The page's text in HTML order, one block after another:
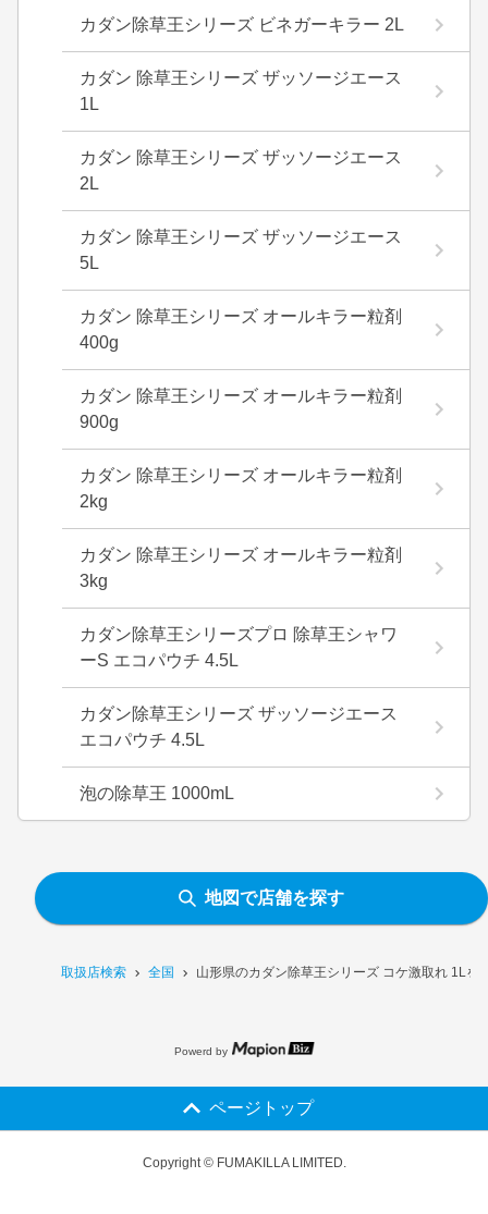
取扱店検索 全国 山形県のカダン除草王シリーズ コケ激取れ 1Lを
カダン除草王シリーズ ビネガーキラー 2L
カダン 除草王シリーズ ザッソージエース
1L
カダン 除草王シリーズ ザッソージエース
2L
カダン 除草王シリーズ ザッソージエース
5L
カダン 除草王シリーズ オールキラー粒剤
400g
カダン 除草王シリーズ オールキラー粒剤
900g
カダン 除草王シリーズ オールキラー粒剤
2kg
カダン 除草王シリーズ オールキラー粒剤
3kg
カダン除草王シリーズプロ 除草王シャワ
ーS エコパウチ 4.5L
カダン除草王シリーズ ザッソージエース
エコパウチ 4.5L
泡の除草王 1000mL
地図で店舗を探す
Powerd by
ページトップ
Copyright © FUMAKILLA LIMITED.